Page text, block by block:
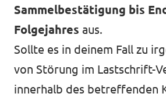
Sammelbestätigung bis
Folgejahres aus.
Sollte es in deinem Fall zu
von Störung im Lastschrift-
innerhalb des betreffenden